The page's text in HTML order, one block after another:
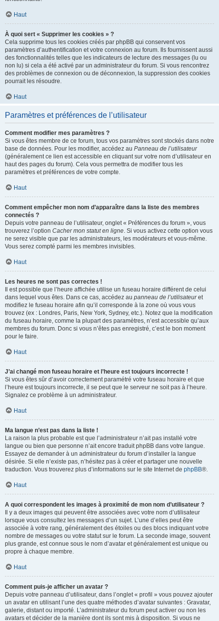
Haut
À quoi sert « Supprimer les cookies » ?
Cela supprime tous les cookies créés par phpBB qui conservent vos
paramètres d’authentification et votre connexion au forum. Ils fournissent aussi
des fonctionnalités telles que les indicateurs de lecture des messages (lu ou
non lu) si cela a été activé par un administrateur du forum. Si vous rencontrez
des problèmes de connexion ou de déconnexion, la suppression des cookies
pourrait les résoudre.
Haut
Paramètres et préférences de l’utilisateur
Comment modifier mes paramètres ?
Si vous êtes membre de ce forum, tous vos paramètres sont stockés dans notre
base de données. Pour les modifier, accédez au Panneau de l’utilisateur
(généralement ce lien est accessible en cliquant sur votre nom d’utilisateur en
haut des pages du forum). Cela vous permettra de modifier tous les
paramètres et préférences de votre compte.
Haut
Comment empêcher mon nom d’apparaître dans la liste des membres
connectés ?
Depuis votre panneau de l’utilisateur, onglet « Préférences du forum », vous
trouverez l’option Cacher mon statut en ligne. Si vous activez cette option vous
ne serez visible que par les administrateurs, les modérateurs et vous-même.
Vous serez compté parmi les membres invisibles.
Haut
Les heures ne sont pas correctes !
Il est possible que l’heure affichée utilise un fuseau horaire différent de celui
dans lequel vous êtes. Dans ce cas, accédez au panneau de l’utilisateuret
modifiez le fuseau horaire afin qu’il corresponde à la zone où vous vous
trouvez (ex : Londres, Paris, New York, Sydney, etc.). Notez que la modification
du fuseau horaire, comme la plupart des paramètres, n’est accessible qu’aux
membres du forum. Donc si vous n’êtes pas enregistré, c’est le bon moment
pour le faire.
Haut
J’ai changé mon fuseau horaire et l’heure est toujours incorrecte !
Si vous êtes sûr d’avoir correctement paramétré votre fuseau horaire et que
l’heure est toujours incorrecte, il se peut que le serveur ne soit pas à l’heure.
Signalez ce problème à un administrateur.
Haut
Ma langue n’est pas dans la liste !
La raison la plus probable est que l’administrateur n’ait pas installé votre
langue ou bien que personne n’ait encore traduit phpBB dans votre langue.
Essayez de demander à un administrateur du forum d’installer la langue
désirée. Si elle n’existe pas, n’hésitez pas à créer et partager une nouvelle
traduction. Vous trouverez plus d’informations sur le site Internet de phpBB®.
Haut
A quoi correspondent les images à proximité de mon nom d’utilisateur ?
Il y a deux images qui peuvent être associées avec votre nom d’utilisateur
lorsque vous consultez les messages d’un sujet. L’une d’elles peut être
associée à votre rang, généralement des étoiles ou des blocs indiquant votre
nombre de messages ou votre statut sur le forum. La seconde image, souvent
plus grande, est connue sous le nom d’avatar et généralement est unique ou
propre à chaque membre.
Haut
Comment puis-je afficher un avatar ?
Depuis votre panneau d’utilisateur, dans l’onglet « profil » vous pouvez ajouter
un avatar en utilisant l’une des quatre méthodes d’avatar suivantes : Gravatar,
galerie, distant ou importé. L’administrateur du forum peut activer ou non les
avatars et décider de la manière dont ils sont mis à disposition. Si vous ne